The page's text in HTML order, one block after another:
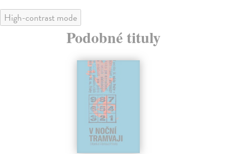
High-contrast mode
Podobné tituly